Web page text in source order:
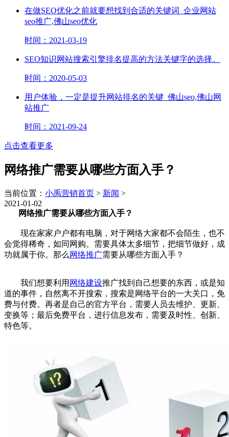
在做SEO优化之前就要想找到合适的关键词_企业网站
seo推广,佛山seo优化
时间：2021-03-19
SEO知识网站搜索引擎排名提高的方法关键字的选择。
时间：2020-05-03
用户体验，一定是提升网站排名的关键_佛山seo,佛山网
站推广
时间：2021-09-24
点击查看更多
网络推广需要从哪些方面入手？
当前位置： 小禹营销首页 > 新闻 >
2021-01-02
网络推广需要从哪些方面入手？
现在家家户户都有电脑，对于网络大家都不会陌生，也不
会觉得稀奇，如同网购。需要具体太多细节，把细节做好，成
功就属于你。那么 网络推广需要从哪些方面入手？
我们想要利用 网络建设推广找到自己想要的东西，或是知
道的事件，自然离不开搜索，搜索是网络平台的一大关口，免
费与付费。再者是自己的官方平台，需要人员去维护、更新、
变换等；最后免费平台，进行信息发布，需要及时性、创新、
特色等。